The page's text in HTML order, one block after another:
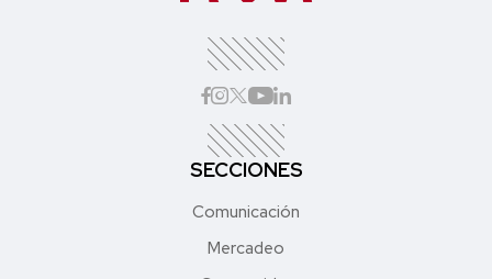
SECCIONES
Comunicación
Mercadeo